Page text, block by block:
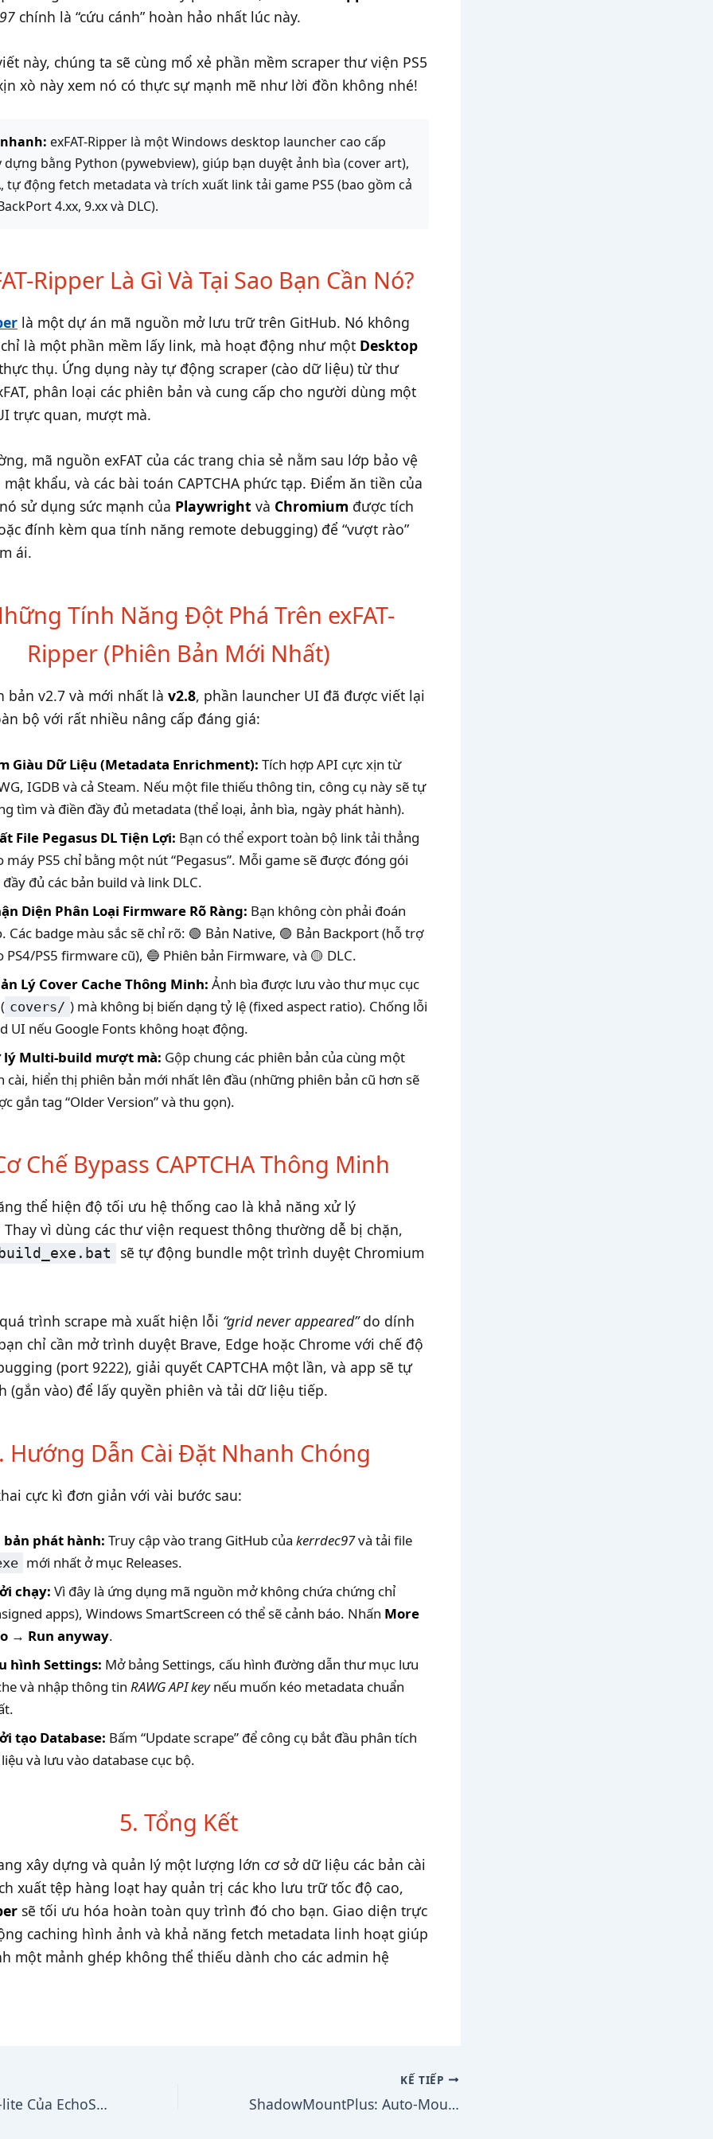
chính là “cứu cánh” hoàn hảo nhất lúc này.
này, chúng ta sẽ cùng mổ xẻ phần mềm scraper thư viện PS5
xò này xem nó có thực sự mạnh mẽ như lời đồn không nhé!
exFAT-Ripper là một Windows desktop launcher cao cấp
dựng bằng Python (pywebview), giúp bạn duyệt ảnh bìa (cover art),
tự động fetch metadata và trích xuất link tải game PS5 (bao gồm cả
4.xx, 9.xx và DLC).
Ripper Là Gì Và Tại Sao Bạn Cần Nó?
là một dự án mã nguồn mở lưu trữ trên GitHub. Nó không
là một phần mềm lấy link, mà hoạt động như một Desktop
thụ. Ứng dụng này tự động scraper (cào dữ liệu) từ thư
phân loại các phiên bản và cung cấp cho người dùng một
trực quan, mượt mà.
mã nguồn exFAT của các trang chia sẻ nằm sau lớp bảo vệ
khẩu, và các bài toán CAPTCHA phức tạp. Điểm ăn tiền của
sử dụng sức mạnh của Playwright và Chromium được tích
đính kèm qua tính năng remote debugging) để “vượt rào”
ái.
Tính Năng Đột Phá Trên exFAT-
Ripper (Phiên Bản Mới Nhất)
bản v2.7 và mới nhất là v2.8, phần launcher UI đã được viết lại
bộ với rất nhiều nâng cấp đáng giá:
Giàu Dữ Liệu (Metadata Enrichment): Tích hợp API cực xịn từ
IGDB và cả Steam. Nếu một file thiếu thông tin, công cụ này sẽ tự
tìm và điền đầy đủ metadata (thể loại, ảnh bìa, ngày phát hành).
File Pegasus DL Tiện Lợi: Bạn có thể export toàn bộ link tải thẳng
máy PS5 chỉ bằng một nút “Pegasus”. Mỗi game sẽ được đóng gói
đủ các bản build và link DLC.
Diện Phân Loại Firmware Rõ Ràng: Bạn không còn phải đoán
Các badge màu sắc sẽ chỉ rõ: 🟢 Bản Native, 🟣 Bản Backport (hỗ trợ
PS4/PS5 firmware cũ), 🔵 Phiên bản Firmware, và 🟡 DLC.
Lý Cover Cache Thông Minh: Ảnh bìa được lưu vào thư mục cục
covers/ ) mà không bị biến dạng tỷ lệ (fixed aspect ratio). Chống lỗi
UI nếu Google Fonts không hoạt động.
lý Multi-build mượt mà: Gộp chung các phiên bản của cùng một
cài, hiển thị phiên bản mới nhất lên đầu (những phiên bản cũ hơn sẽ
gắn tag “Older Version” và thu gọn).
Chế Bypass CAPTCHA Thông Minh
thể hiện độ tối ưu hệ thống cao là khả năng xử lý
vì dùng các thư viện request thông thường dễ bị chặn,
sẽ tự động bundle một trình duyệt Chromium
trình scrape mà xuất hiện lỗi “grid never appeared”do dính
bạn chỉ cần mở trình duyệt Brave, Edge hoặc Chrome với chế độ
(port 9222), giải quyết CAPTCHA một lần, và app sẽ tự
(gắn vào) để lấy quyền phiên và tải dữ liệu tiếp.
Hướng Dẫn Cài Đặt Nhanh Chóng
cực kì đơn giản với vài bước sau:
bản phát hành: Truy cập vào trang GitHub của kerrdec97và tải file
mới nhất ở mục Releases.
chạy: Vì đây là ứng dụng mã nguồn mở không chứa chứng chỉ
apps), Windows SmartScreen có thể sẽ cảnh báo. Nhấn More
→ Run anyway.
hình Settings: Mở bảng Settings, cấu hình đường dẫn thư mục lưu
và nhập thông tin RAWG API keynếu muốn kéo metadata chuẩn
tạo Database: Bấm “Update scrape” để công cụ bắt đầu phân tích
và lưu vào database cục bộ.
5. Tổng Kết
xây dựng và quản lý một lượng lớn cơ sở dữ liệu các bản cài
xuất tệp hàng loạt hay quản trị các kho lưu trữ tốc độ cao,
sẽ tối ưu hóa hoàn toàn quy trình đó cho bạn. Giao diện trực
caching hình ảnh và khả năng fetch metadata linh hoạt giúp
một mảnh ghép không thể thiếu dành cho các admin hệ
Tìm Hiểu kstuff-lite Của EchoStretch: Giải Pháp Kernel Patch Tối Ưu Cho PlayStation Jailbreak
KẾ TIẾP
ShadowMountPlus: Auto-Mounter Payload Đỉnh Nhất Cho PS5 Jailbreak